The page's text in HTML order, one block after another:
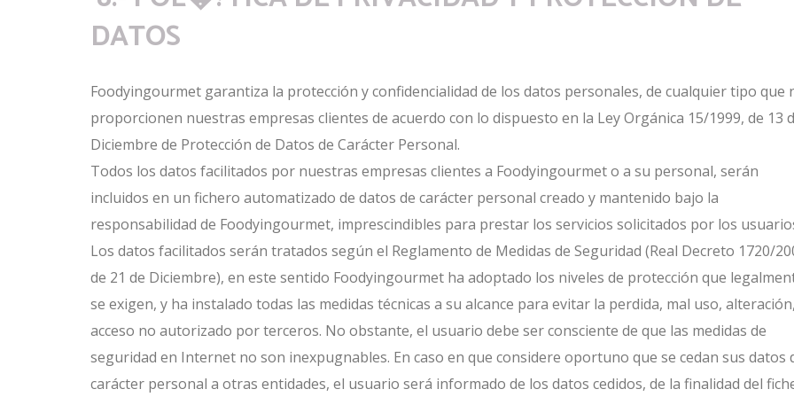
DATOS
Foodyingourmet garantiza la protección y confidencialidad de los datos personales, de cualquier tipo que
proporcionen nuestras empresas clientes de acuerdo con lo dispuesto en la Ley Orgánica 15/1999, de 13
Diciembre de Protección de Datos de Carácter Personal.
Todos los datos facilitados por nuestras empresas clientes a Foodyingourmet o a su personal, serán
incluidos en un fichero automatizado de datos de carácter personal creado y mantenido bajo la
responsabilidad de Foodyingourmet, imprescindibles para prestar los servicios solicitados por los
Los datos facilitados serán tratados según el Reglamento de Medidas de Seguridad (Real Decreto 1720/
de 21 de Diciembre), en este sentido Foodyingourmet ha adoptado los niveles de protección que
se exigen, y ha instalado todas las medidas técnicas a su alcance para evitar la perdida, mal uso, alteración,
acceso no autorizado por terceros. No obstante, el usuario debe ser consciente de que las medidas de
seguridad en Internet no son inexpugnables. En caso en que considere oportuno que se cedan sus datos
carácter personal a otras entidades, el usuario será informado de los datos cedidos, de la finalidad del